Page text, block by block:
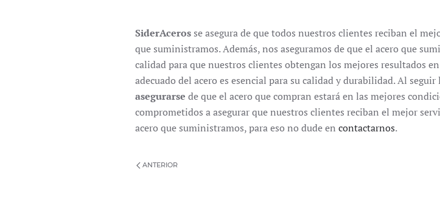
SiderAceros se asegura de que todos nuestros clientes reciban el
que suministramos. Además, nos aseguramos de que el acero que
calidad para que nuestros clientes obtengan los mejores resultados
adecuado del acero es esencial para su calidad y durabilidad. Al
asegurarse de que el acero que compran estará en las mejores
comprometidos a asegurar que nuestros clientes reciban el mejor
acero que suministramos, para eso no dude en contactarnos.
ANTERIOR